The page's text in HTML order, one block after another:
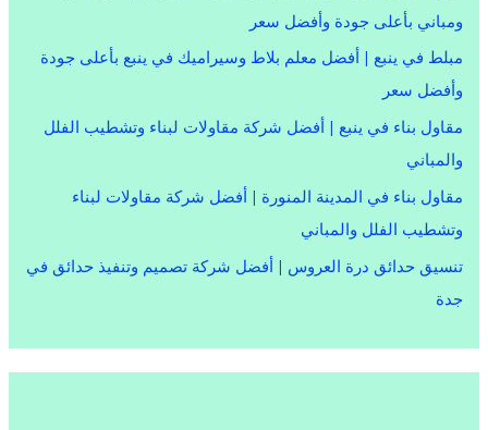
ومباني بأعلى جودة وأفضل سعر
مبلط في ينبع | أفضل معلم بلاط وسيراميك في ينبع بأعلى جودة
وأفضل سعر
مقاول بناء في ينبع | أفضل شركة مقاولات لبناء وتشطيب الفلل
والمباني
مقاول بناء في المدينة المنورة | أفضل شركة مقاولات لبناء
وتشطيب الفلل والمباني
تنسيق حدائق درة العروس | أفضل شركة تصميم وتنفيذ حدائق في
جدة